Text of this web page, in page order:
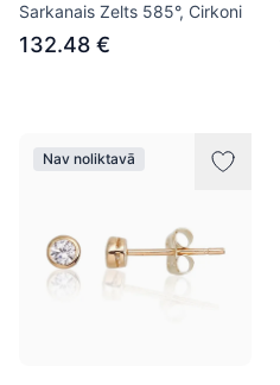
Sarkanais Zelts 585°, Cirkoni
132.48 €
Nav noliktavā